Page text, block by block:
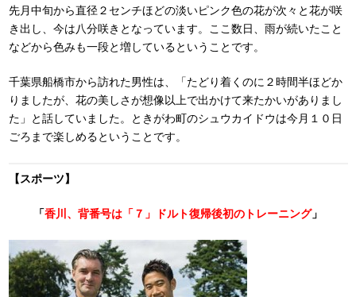
先月中旬から直径２センチほどの淡いピンク色の花が次々と花が咲
き出し、今は八分咲きとなっています。ここ数日、雨が続いたこと
などから色みも一段と増しているということです。
千葉県船橋市から訪れた男性は、「たどり着くのに２時間半ほどか
りましたが、花の美しさが想像以上で出かけて来たかいがありまし
た」と話していました。ときがわ町のシュウカイドウは今月１０日
ごろまで楽しめるということです。
【スポーツ】
「香川、背番号は「７」ドルト復帰後初のトレーニング」